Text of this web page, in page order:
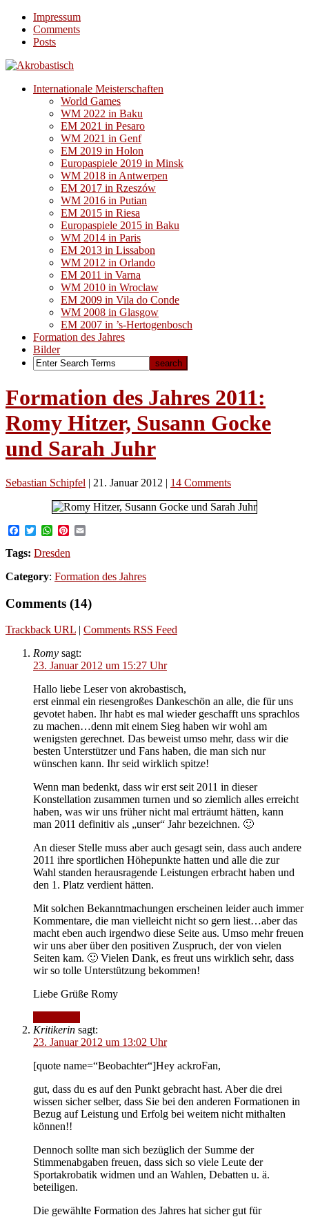
Impressum
Comments
Posts
Internationale Meisterschaften
World Games
WM 2022 in Baku
EM 2021 in Pesaro
WM 2021 in Genf
EM 2019 in Holon
Europaspiele 2019 in Minsk
WM 2018 in Antwerpen
EM 2017 in Rzeszów
WM 2016 in Putian
EM 2015 in Riesa
Europaspiele 2015 in Baku
WM 2014 in Paris
EM 2013 in Lissabon
WM 2012 in Orlando
EM 2011 in Varna
WM 2010 in Wroclaw
EM 2009 in Vila do Conde
WM 2008 in Glasgow
EM 2007 in ’s-Hertogenbosch
Formation des Jahres
Bilder
Formation des Jahres 2011:
Romy Hitzer, Susann Gocke
und Sarah Juhr
Sebastian Schipfel | 21. Januar 2012 | 14 Comments
Facebook
TwitterWhatsApp
Pinterest
Tags: Dresden
Category: Formation des Jahres
Comments (14)
Trackback URL | Comments RSS Feed
Romy sagt:
23. Januar 2012 um 15:27 Uhr
Hallo liebe Leser von akrobastisch,
erst einmal ein riesengroßes Dankeschön an alle, die für uns
gevotet haben. Ihr habt es mal wieder geschafft uns sprachlos
zu machen…denn mit einem Sieg haben wir wohl am
wenigsten gerechnet. Das beweist umso mehr, dass wir die
besten Unterstützer und Fans haben, die man sich nur
wünschen kann. Ihr seid wirklich spitze!
Wenn man bedenkt, dass wir erst seit 2011 in dieser
Konstellation zusammen turnen und so ziemlich alles erreicht
haben, was wir uns früher nicht mal erträumt hätten, kann
man 2011 definitiv als „unser“ Jahr bezeichnen. 🙂
An dieser Stelle muss aber auch gesagt sein, dass auch andere
2011 ihre sportlichen Höhepunkte hatten und alle die zur
Wahl standen herausragende Leistungen erbracht haben und
den 1. Platz verdient hätten.
Mit solchen Bekanntmachungen erscheinen leider auch immer
Kommentare, die man vielleicht nicht so gern liest…aber das
macht eben auch irgendwo diese Seite aus. Umso mehr freuen
wir uns aber über den positiven Zuspruch, der von vielen
Seiten kam. 🙂 Vielen Dank, es freut uns wirklich sehr, dass
wir so tolle Unterstützung bekommen!
Liebe Grüße Romy
Kritikerin sagt:
23. Januar 2012 um 13:02 Uhr
[quote name=“Beobachter“]Hey ackroFan,
gut, dass du es auf den Punkt gebracht hast. Aber die drei
wissen sicher selber, dass Sie bei den anderen Formationen in
Bezug auf Leistung und Erfolg bei weitem nicht mithalten
können!!
Dennoch sollte man sich bezüglich der Summe der
Stimmenabgaben freuen, dass sich so viele Leute der
Sportakrobatik widmen und an Wahlen, Debatten u. ä.
beteiligen.
Die gewählte Formation des Jahres hat sicher gut für